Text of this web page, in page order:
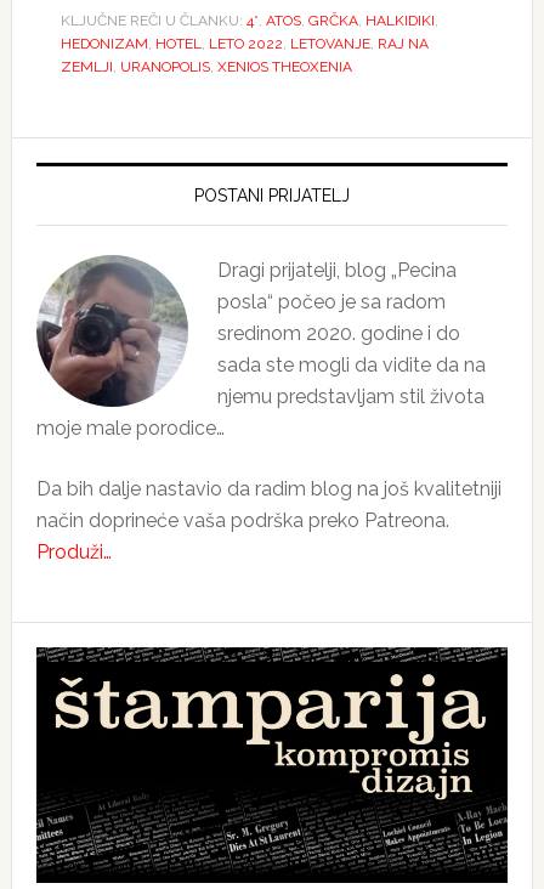
KLJUČNE REČI U ČLANKU: 4* ATOS, GRČKA, HALKIDIKI
HEDONIZAM HOTEL LETO 2022 LETOVANJE, RAJ NA
ZEMLJI URANOPOLIS, XENIOS THEOXENIA
Primary
POSTANI PRIJATELJ
Dragi prijatelji, blog „Pecina
posla“ počeo je sa radom
sredinom 2020. godine i do
sada ste mogli da vidite da na
njemu predstavljam stil života
moje male porodice…
Da bih dalje nastavio da radim blog na još kvalitetniji
način doprineće vaša podrška preko Patreona.
Produži…